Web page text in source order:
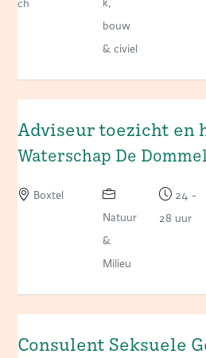
ch
k,
bouw
& civiel
Adviseur toezicht en
Waterschap De Dommel
Boxtel
Natuur
&
Milieu
24 -
28 uur
Consulent Seksuele